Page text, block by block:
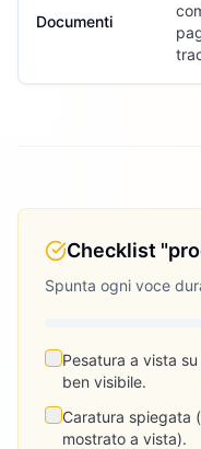
Documenti
Checklist
Spunta ogni voce
Pesatura a vista
ben visibile.
Caratura spiegata
mostrato a vista).